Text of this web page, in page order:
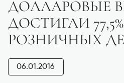
ДОЛЛАРОВЫЕ
ДОСТИГЛИ 77,5%
РОЗНИЧНЫХ
06.01.2016